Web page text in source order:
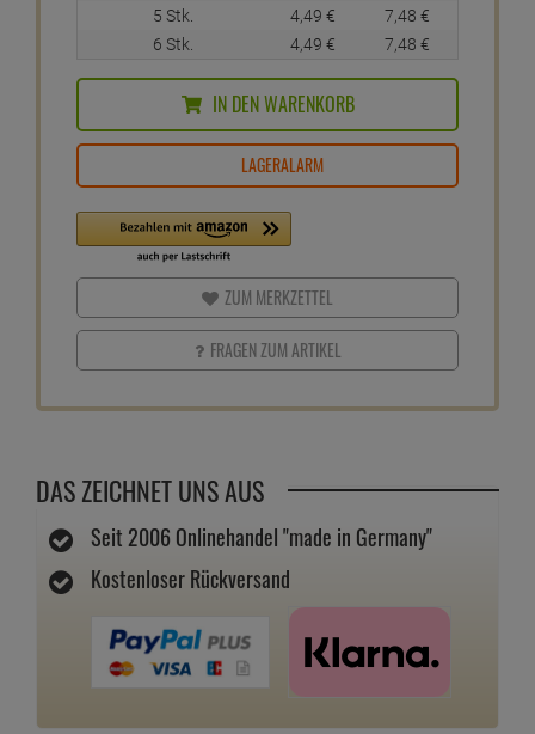
5 Stk.
4,49 € 7,48 €
6 Stk.
4,49 € 7,48 €
IN DEN WARENKORB
LAGERALARM
ZUM MERKZETTEL
FRAGEN ZUM ARTIKEL
DAS ZEICHNET UNS AUS
Seit 2006 Onlinehandel "made in Germany"
Kostenloser Rückversand